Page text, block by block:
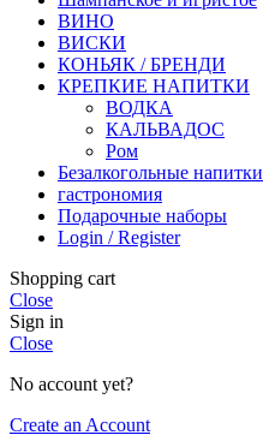
ВИНО
ВИСКИ
КОНЬЯК / БРЕНДИ
КРЕПКИЕ НАПИТКИ
ВОДКА
КАЛЬВАДОС
Ром
Безалкогольные напитки
гастрономия
Подарочные наборы
Login / Register
Shopping cart
Close
Sign in
Close
No account yet?
Create an Account